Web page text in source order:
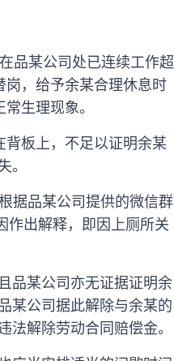
品某公司处已连续工作超
，给予余某合理休息时
生理现象。
板上，不足以证明余某
。
据品某公司提供的微信群
作出解释，即因上厕所关
品某公司亦无证据证明余
某公司据此解除与余某的
解除劳动合同赔偿金。